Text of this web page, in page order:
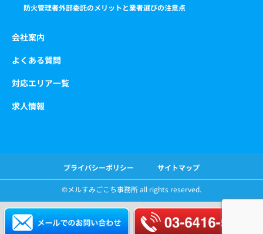
防火管理者外部委託のメリットと業者選びの注意点
会社案内
よくある質問
対応エリア一覧
求人情報
プライバシーポリシー サイトマップ
©️メルすみごこち事務所 all rights reserved.